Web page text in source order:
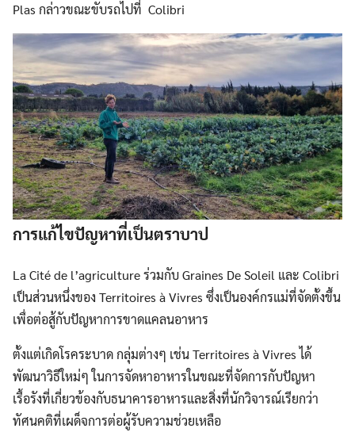
Plas กล่าวขณะขับรถไปที่ Colibri
การแก้ไขปัญหาที่เป็นตราบาป
La Cité de l’agriculture ร่วมกับ Graines De Soleil และ Colibri
เป็นส่วนหนึ่งของ Territoires à Vivres ซึ่งเป็นองค์กรแม่ที่จัดตั้งขึ้น
เพื่อต่อสู้กับปัญหาการขาดแคลนอาหาร
ตั้งแต่เกิดโรคระบาด กลุ่มต่างๆ เช่น Territoires à Vivres ได้
พัฒนาวิธีใหม่ๆ ในการจัดหาอาหารในขณะที่จัดการกับปัญหา
เรื้อรังที่เกี่ยวข้องกับธนาคารอาหารและสิ่งที่นักวิจารณ์เรียกว่า
ทัศนคติที่เผด็จการต่อผู้รับความช่วยเหลือ